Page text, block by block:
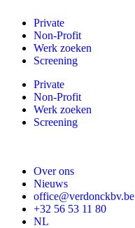
Private
Non-Profit
Werk zoeken
Screening
Private
Non-Profit
Werk zoeken
Screening
Over ons
Nieuws
office@verdonckbv.be
+32 56 53 11 80
NL